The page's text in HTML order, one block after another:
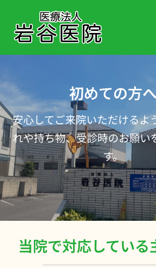
content
トップページ
お知らせ
医院案内
医師紹介
アクセス
初めての方へ
初めての方へ
安心してご来院いただけるよ
れや持ち物、受診時のお願い
す。
当院で対応している